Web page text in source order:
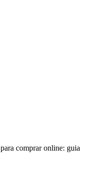
comprar online: guia